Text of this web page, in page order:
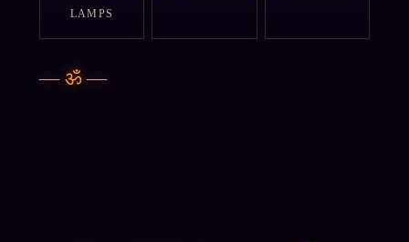
LAMPS
—ॐ —